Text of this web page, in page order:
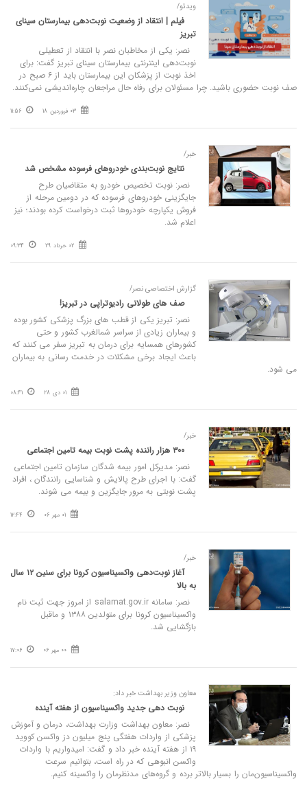
ویدئو/
فیلم | انتقاد از وضعیت نوبت‌دهی بیمارستان سینای
تبریز
نصر: یکی از مخاطبان نصر با انتقاد از تعطیلی
نوبت‌دهی اینترنتی بیمارستان سینای تبریز گفت: برای
اخذ نوبت از پزشکان این بیمارستان باید از ۶ صبح در
صف نوبت حضوری باشید. چرا مسئولان برای رفاه حال مراجعان چاره‌اندیشی نمی‌کنند.
03 فروردین 18 11:56
خبر/
نتایج نوبت‌بندی خودروهای فرسوده مشخص شد
نصر: نوبت تخصیص خودرو به متقاضیان طرح
جایگزینی خودروهای فرسوده که در دومین مرحله از
فروش یکپارچه خودروها ثبت درخواست کرده بودند؛ نیز
اعلام شد.
02 خرداد 29 09:34
گزارش اختصاصی نصر/
صف های طولانی رادیوتراپی در تبریز!
نصر: تبریز یکی از قطب های بزرگ پزشکی کشور بوده
و بیماران زیادی از سراسر شمالغرب کشور و حتی
کشورهای همسایه برای درمان به تبریز سفر می کنند که
باعث ایجاد برخی مشکلات در خدمت رسانی به بیماران
می شود.
01 دی 28 08:41
خبر/
نصر: مدیرکل امور بیمه شدگان سازمان تامین اجتماعی
گفت: با اجرای طرح پالایش و شناسایی رانندگان ، افراد
پشت نوبتی به مرور جایگزین و بیمه می شوند.
01 مهر 06 12:44
خبر/
آغاز نوبت‌دهی واکسیناسیون کرونا برای سنین ۱۲ سال
به بالا
نصر: سامانه salamat.gov.ir از امروز جهت ثبت نام
واکسیناسیون کرونا برای متولدین ۱۳۸۸ و ماقبل
بازگشایی شد.
00 مهر 06 17:06
معاون وزیر بهداشت خبر داد:
نوبت دهی جدید واکسیناسیون از هفته آینده
نصر: معاون بهداشت وزارت بهداشت، درمان و آموزش
پزشکی از واردات هفتگی پنج میلیون دز واکسن کووید
۱۹ از هفته آینده خبر داد و گفت: امیدواریم با واردات
واکسن انبوهی که در راه است، بتوانیم سرعت
واکسیناسیون‌مان را بسیار بالاتر برده و گروه‌های مدنظرمان را واکسینه کنیم.